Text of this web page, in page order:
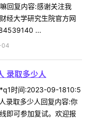
回复内容:感谢关注我
经大学研究生院官方网
...
04
录取多少人
时间:2023-09-1810:5
录取多少人回复内容:你
即可参加复试。欢迎报